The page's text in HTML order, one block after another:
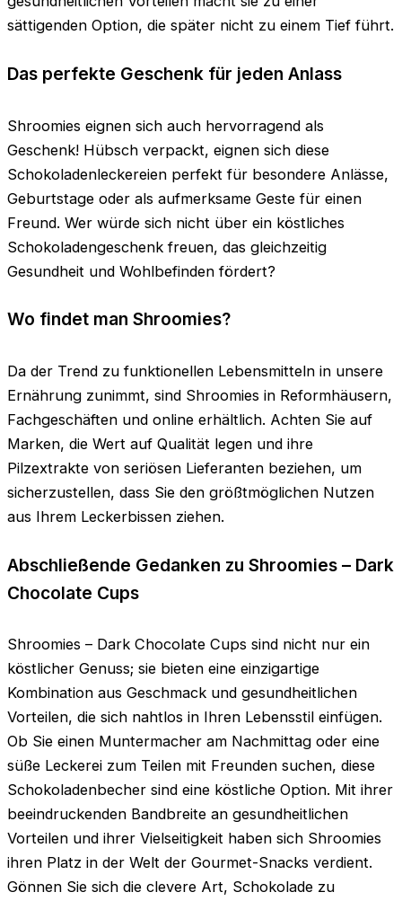
sättigenden Option, die später nicht zu einem Tief führt.
Das perfekte Geschenk für jeden Anlass
Shroomies eignen sich auch hervorragend als
Geschenk! Hübsch verpackt, eignen sich diese
Schokoladenleckereien perfekt für besondere Anlässe,
Geburtstage oder als aufmerksame Geste für einen
Freund. Wer würde sich nicht über ein köstliches
Schokoladengeschenk freuen, das gleichzeitig
Gesundheit und Wohlbefinden fördert?
Wo findet man Shroomies?
Da der Trend zu funktionellen Lebensmitteln in unsere
Ernährung zunimmt, sind Shroomies in Reformhäusern,
Fachgeschäften und online erhältlich. Achten Sie auf
Marken, die Wert auf Qualität legen und ihre
Pilzextrakte von seriösen Lieferanten beziehen, um
sicherzustellen, dass Sie den größtmöglichen Nutzen
aus Ihrem Leckerbissen ziehen.
Abschließende Gedanken zu Shroomies – Dark
Chocolate Cups
Shroomies – Dark Chocolate Cups sind nicht nur ein
köstlicher Genuss; sie bieten eine einzigartige
Kombination aus Geschmack und gesundheitlichen
Vorteilen, die sich nahtlos in Ihren Lebensstil einfügen.
Ob Sie einen Muntermacher am Nachmittag oder eine
süße Leckerei zum Teilen mit Freunden suchen, diese
Schokoladenbecher sind eine köstliche Option. Mit ihrer
beeindruckenden Bandbreite an gesundheitlichen
Vorteilen und ihrer Vielseitigkeit haben sich Shroomies
ihren Platz in der Welt der Gourmet-Snacks verdient.
Gönnen Sie sich die clevere Art, Schokolade zu